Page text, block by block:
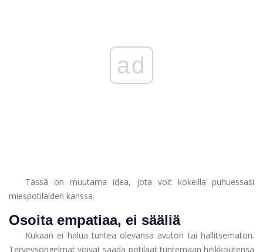
ad
Tässä on muutama idea, jota voit kokeilla puhuessasi
miespotilaiden kanssa.
Osoita empatiaa, ei sääliä
Kukaan ei halua tuntea olevansa avuton tai hallitsematon.
Terveysongelmat voivat saada potilaat tuntemaan heikkoutensa